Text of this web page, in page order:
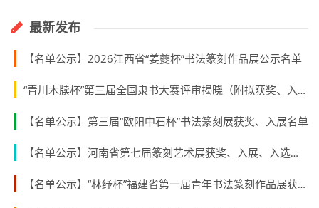
最新发布
【名单公示】2026江西省“姜夔杯”书法篆刻作品展公示名单
“青川木牍杯”第三届全国隶书大赛评审揭晓（附拟获奖、入展作者名单）
【名单公示】第三届“欧阳中石杯”书法篆刻展获奖、入展名单
【名单公示】河南省第七届篆刻艺术展获奖、入展、入选名单公示
【名单公示】“林纾杯”福建省第一届青年书法篆刻作品展获奖、入展、入围名单